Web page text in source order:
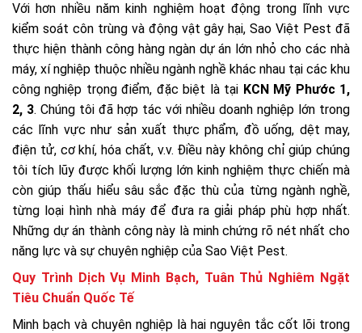
Với hơn nhiều năm kinh nghiệm hoạt động trong lĩnh vực
kiểm soát côn trùng và động vật gây hại, Sao Việt Pest đã
thực hiện thành công hàng ngàn dự án lớn nhỏ cho các nhà
máy, xí nghiệp thuộc nhiều ngành nghề khác nhau tại các khu
công nghiệp trọng điểm, đặc biệt là tại KCN Mỹ Phước 1,
2, 3. Chúng tôi đã hợp tác với nhiều doanh nghiệp lớn trong
các lĩnh vực như sản xuất thực phẩm, đồ uống, dệt may,
điện tử, cơ khí, hóa chất, v.v. Điều này không chỉ giúp chúng
tôi tích lũy được khối lượng lớn kinh nghiệm thực chiến mà
còn giúp thấu hiểu sâu sắc đặc thù của từng ngành nghề,
từng loại hình nhà máy để đưa ra giải pháp phù hợp nhất.
Những dự án thành công này là minh chứng rõ nét nhất cho
năng lực và sự chuyên nghiệp của Sao Việt Pest.
Quy Trình Dịch Vụ Minh Bạch, Tuân Thủ Nghiêm Ngặt
Tiêu Chuẩn Quốc Tế
Minh bạch và chuyên nghiệp là hai nguyên tắc cốt lõi trong